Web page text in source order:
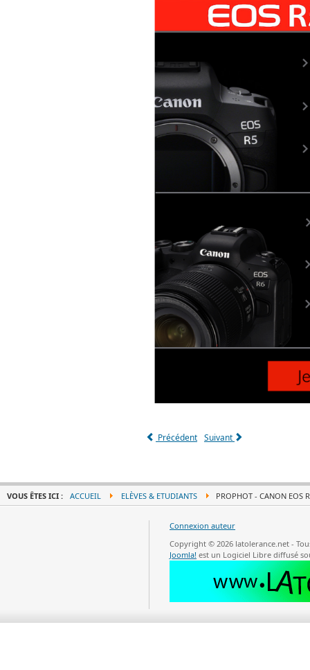
Précédent Suivant
VOUS ÊTES ICI : ACCUEIL ELÈVES & ETUDIANTS PROPHOT - CANON EOS
Connexion auteur
Copyright © 2026 latolerance.net -
Joomla! est un Logiciel Libre diffusé